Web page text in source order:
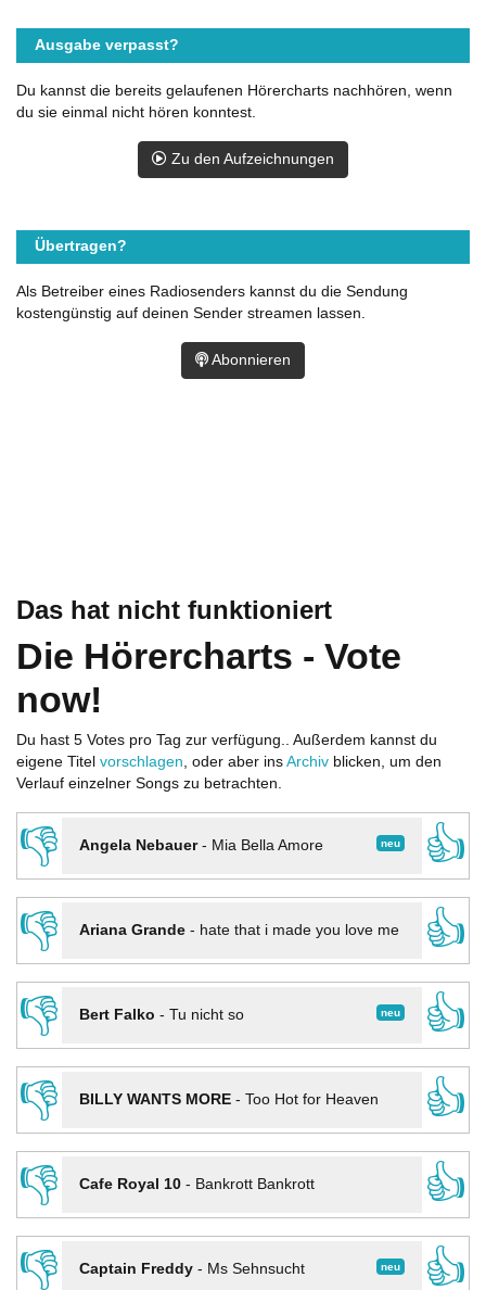
Das hat nicht funktioniert
Die Hörercharts - Vote
now!
Du hast 5 Votes pro Tag zur verfügung.. Außerdem kannst du
eigene Titel vorschlagen, oder aber ins Archiv blicken, um den
Verlauf einzelner Songs zu betrachten.
👎 neu
Angela Nebauer- Mia Bella Amore
👍
👎
Ariana Grande- hate that i made you love me
👍
👎
neu
Bert Falko - Tu nicht so
👍
👎
BILLY WANTS MORE- Too Hot for Heaven
👍
👎
Cafe Royal 10- Bankrott Bankrott
👍
👎
neu
Captain Freddy- Ms Sehnsucht
👍
Ausgabe verpasst?
Du kannst die bereits gelaufenen Hörercharts nachhören, wenn
du sie einmal nicht hören konntest.
Zu den Aufzeichnungen
Übertragen?
Als Betreiber eines Radiosenders kannst du die Sendung
kostengünstig auf deinen Sender streamen lassen.
Abonnieren